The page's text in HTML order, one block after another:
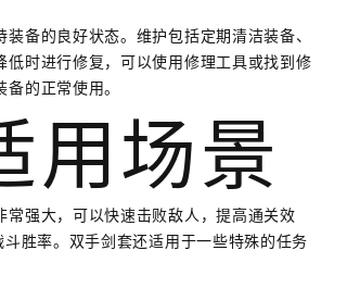
备的良好状态。维护包括定期清洁装备、
时进行修复，可以使用修理工具或找到修
的正常使用。
用场景
强大，可以快速击败敌人，提高通关效
胜率。双手剑套还适用于一些特殊的任务